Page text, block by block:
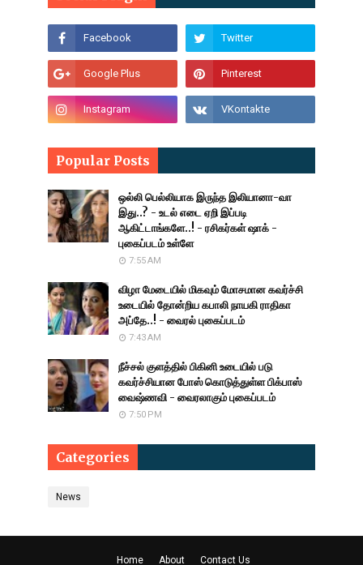
Popular Posts
ஒல்லி பெல்லியாக இருந்த இலியானா-வா
இது..? - உடல் எடை ஏறி இப்படி
ஆகிட்டாங்களே..! - ரசிகர்கள் ஷாக் -
புகைப்படம் உள்ளே
7:55 AM
விழா மேடையில் மிகவும் மோசமான கவர்ச்சி
உடையில் தோன்றிய கபாலி நாயகி ராதிகா
அப்தே..! - வைரல் புகைப்படம்
7:43 AM
நீச்சல் குளத்தில் பிகினி உடையில் படு
கவர்ச்சியான போஸ் கொடுத்துள்ள பிக்பாஸ்
வைஷ்ணவி - வைரலாகும் புகைப்படம்
7:50 PM
Categories
News
Home About Contact Us